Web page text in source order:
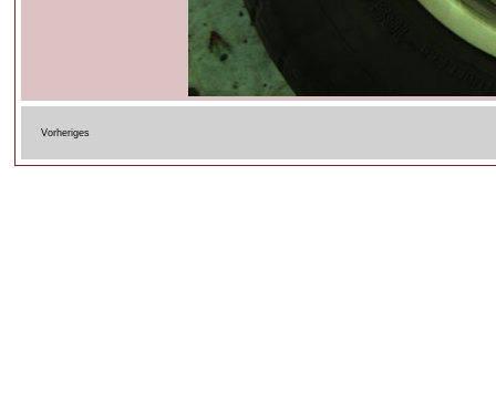
Vorheriges